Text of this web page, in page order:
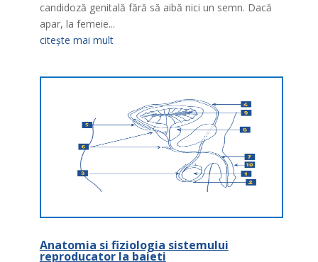
candidoză genitală fără să aibă nici un semn. Dacă
apar, la femeie...
citește mai mult
Anatomia si fiziologia sistemului
reproducator la baieti